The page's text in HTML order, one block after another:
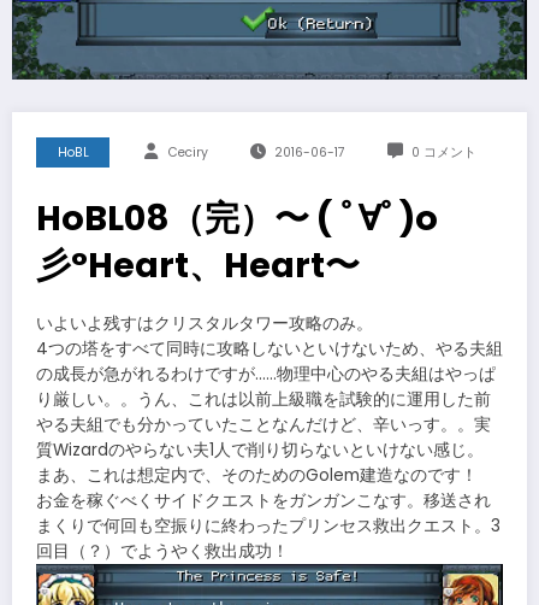
HoBL Ceciry 2016-06-17 0 コメント
HoBL08（完）〜 ( ﾟ∀ﾟ)o
彡°Heart、Heart〜
いよいよ残すはクリスタルタワー攻略のみ。
4つの塔をすべて同時に攻略しないといけないため、やる夫組
の成長が急がれるわけですが……物理中心のやる夫組はやっぱ
り厳しい。。うん、これは以前上級職を試験的に運用した前
やる夫組でも分かっていたことなんだけど、辛いっす。。実
質Wizardのやらない夫1人で削り切らないといけない感じ。
まあ、これは想定内で、そのためのGolem建造なのです！
お金を稼ぐべくサイドクエストをガンガンこなす。移送され
まくりで何回も空振りに終わったプリンセス救出クエスト。3
回目（？）でようやく救出成功！